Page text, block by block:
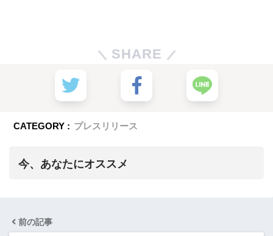
SHARE
CATEGORY : プレスリリース
今、あなたにオススメ
前の記事